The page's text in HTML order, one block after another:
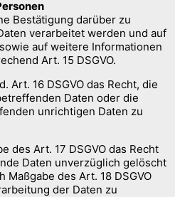
Bestätigung darüber zu
verarbeitet werden und auf
auf weitere Informationen
Art. 15 DSGVO.
Art. 16 DSGVO das Recht, die
Daten oder die
unrichtigen Daten zu
des Art. 17 DSGVO das Recht
Daten unverzüglich gelöscht
des Art. 18 DSGVO
der Daten zu